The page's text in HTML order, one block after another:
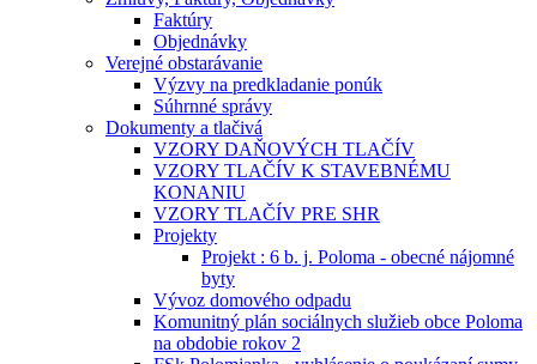
Faktúry
Objednávky
Verejné obstarávanie
Výzvy na predkladanie ponúk
Súhrnné správy
Dokumenty a tlačivá
VZORY DAŇOVÝCH TLAČÍV
VZORY TLAČÍV K STAVEBNÉMU
KONANIU
VZORY TLAČÍV PRE SHR
Projekty
Projekt : 6 b. j. Poloma - obecné nájomné
byty
Vývoz domového odpadu
Komunitný plán sociálnych služieb obce Poloma
na obdobie rokov 2